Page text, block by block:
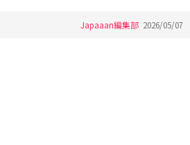
Japaaan編集部 2026/05/07